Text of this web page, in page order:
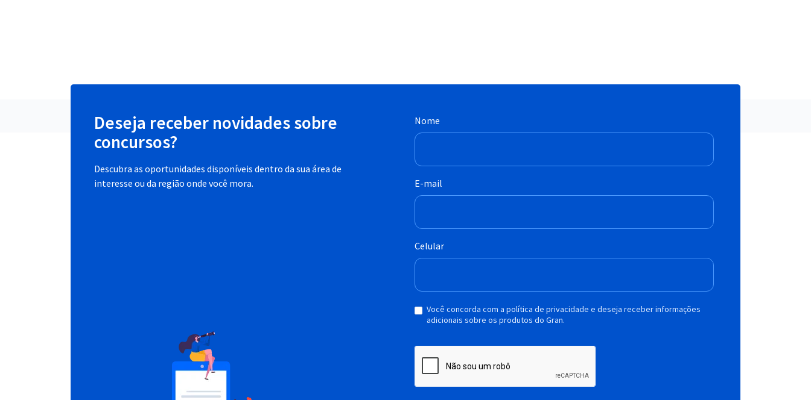
Deseja receber novidades sobre
concursos?
Descubra as oportunidades disponíveis dentro da sua área de
interesse ou da região onde você mora.
Nome
E-mail
Celular
Você concorda com a política de privacidade e deseja receber informações
adicionais sobre os produtos do Gran.